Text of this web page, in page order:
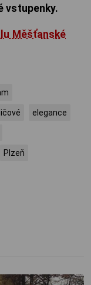
vstupenky.
Měšťanské
elegance
Plzeň